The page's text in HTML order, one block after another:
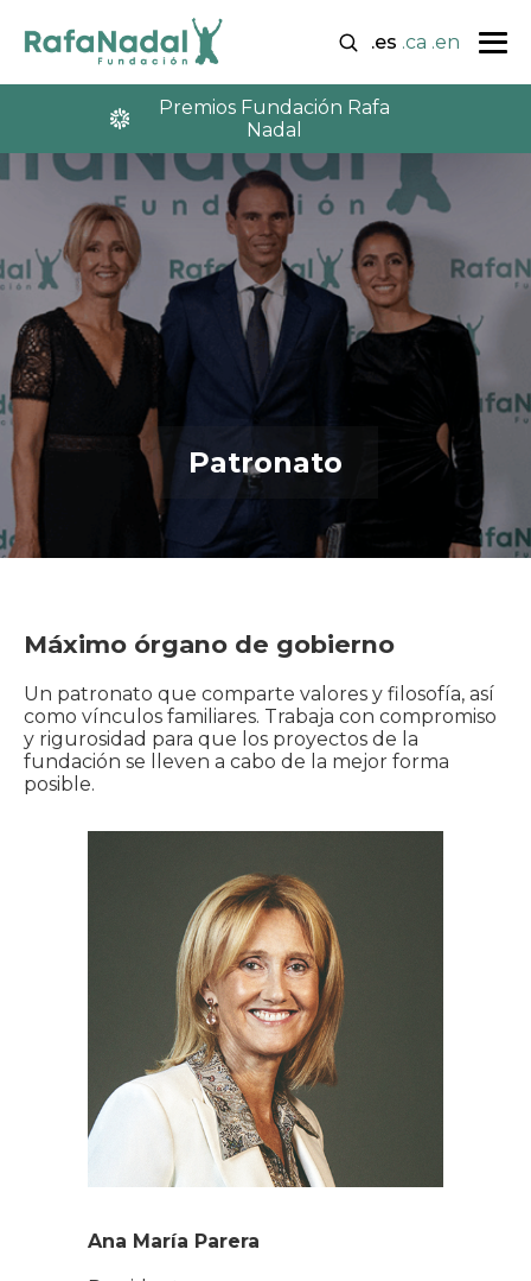
.es .ca .en
Premios Fundación Rafa
Nadal
Patronato
Máximo órgano de gobierno
Un patronato que comparte valores y filosofía, así
como vínculos familiares. Trabaja con compromiso
y rigurosidad para que los proyectos de la
fundación se lleven a cabo de la mejor forma
posible.
Ana María Parera